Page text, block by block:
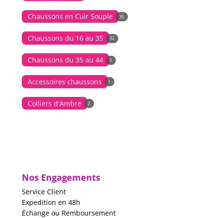
Chaussons en Cuir Souple 35
Chaussons du 16 au 35 32
Chaussons du 35 au 44 5
Accessoires chaussons 1
Colliers d'Ambre 2
Nos Engagements
Service Client
Expedition en 48h
Échange ou Remboursement